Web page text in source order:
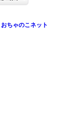
おちゃのこネット